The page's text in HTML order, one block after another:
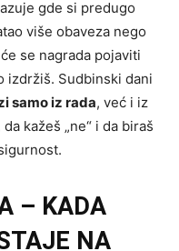
gde si predugo
više obaveza nego
se nagrada pojaviti
izdržiš. Sudbinski dani
samo iz rada, već i iz
kažeš „ne“ i da biraš
– KADA
NA